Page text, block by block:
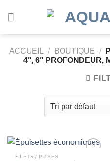
ACCUEIL / BOUTIQUE /
4", 6" PROFONDEUR,
FILETS / PUISES